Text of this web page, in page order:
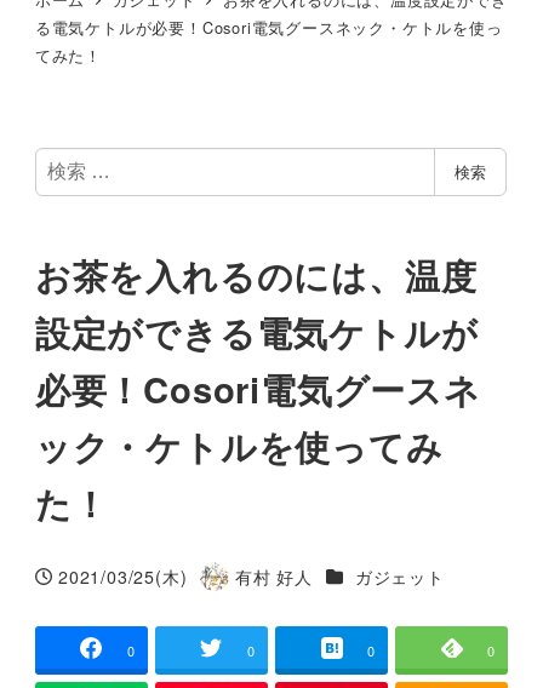
る電気ケトルが必要！Cosori電気グースネック・ケトルを使っ
てみた！
検
索
検索
お茶を入れるのには、温度
設定ができる電気ケトルが
必要！Cosori電気グースネ
ック・ケトルを使ってみ
た！
投稿日
2021/03/25(木)
著
有村 好人 カテゴリー
ガジェット
0 0 0 0